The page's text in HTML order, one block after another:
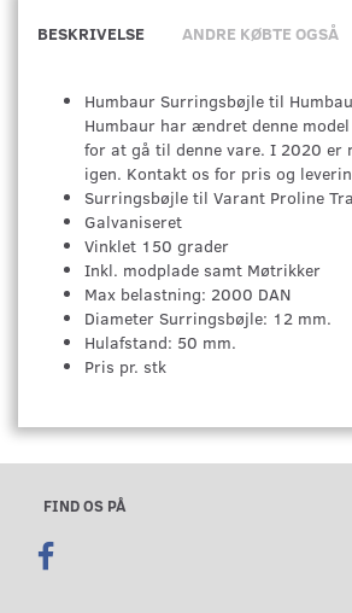
BESKRIVELSE ANDRE KØBTE OGSÅ
Humbaur Surringsbøjle til
Humbaur har ændret denne
for at gå til denne vare. I 2020 er
igen. Kontakt os for pris og
Surringsbøjle til Varant Proline
Galvaniseret
Vinklet 150 grader
Inkl. modplade samt Møtrikker
Max belastning: 2000 DAN
Diameter Surringsbøjle: 12 mm.
Hulafstand: 50 mm.
Pris pr. stk
FIND OS PÅ